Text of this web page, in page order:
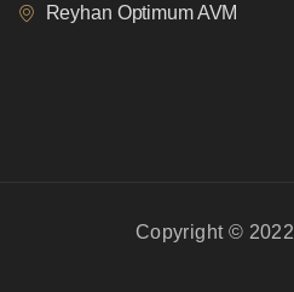
Reyhan Optimum AVM
Copyright © 2022